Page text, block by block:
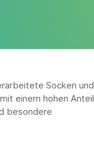
Socken und
einem hohen Anteil
besondere